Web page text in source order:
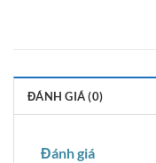
ĐÁNH GIÁ (0)
Đánh giá